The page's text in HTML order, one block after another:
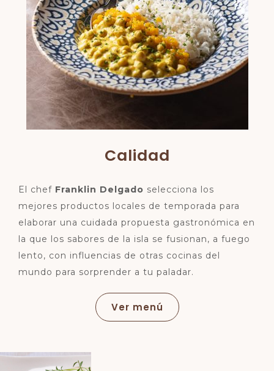
Calidad
El chef Franklin Delgado selecciona los
mejores productos locales de temporada para
elaborar una cuidada propuesta gastronómica en
la que los sabores de la isla se fusionan, a fuego
lento, con influencias de otras cocinas del
mundo para sorprender a tu paladar.
Ver menú